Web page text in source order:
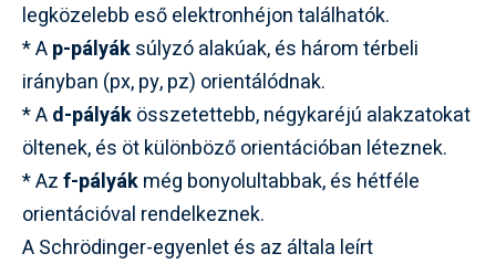
legközelebb eső elektronhéjon találhatók.
* Ap-pályáksúlyzó alakúak, és három térbeli
irányban (px, py, pz) orientálódnak.
* Ad-pályákösszetettebb, négykaréjú alakzatokat
öltenek, és öt különböző orientációban léteznek.
* Azf-pályákmég bonyolultabbak, és hétféle
orientációval rendelkeznek.
A Schrödinger-egyenlet és az általa leírt